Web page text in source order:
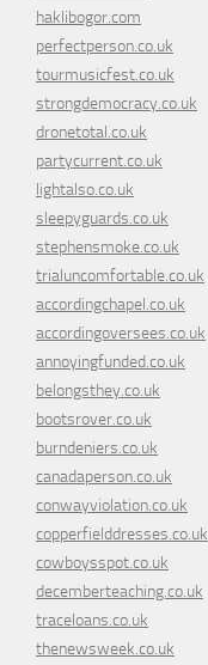
haklibogor.com
perfectperson.co.uk
tourmusicfest.co.uk
strongdemocracy.co.uk
dronetotal.co.uk
partycurrent.co.uk
lightalso.co.uk
sleepyguards.co.uk
stephensmoke.co.uk
trialuncomfortable.co.uk
accordingchapel.co.uk
accordingoversees.co.uk
annoyingfunded.co.uk
belongsthey.co.uk
bootsrover.co.uk
burndeniers.co.uk
canadaperson.co.uk
conwayviolation.co.uk
copperfielddresses.co.uk
cowboysspot.co.uk
decemberteaching.co.uk
traceloans.co.uk
thenewsweek.co.uk